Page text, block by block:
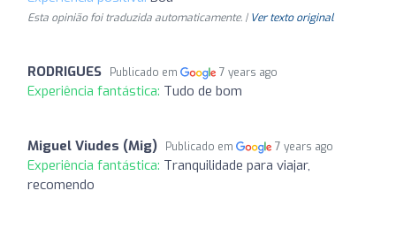
Esta opinião foi traduzida automaticamente. | Ver texto original
RODRIGUES Publicado em 7 years ago
Experiência fantástica: Tudo de bom
Miguel Viudes (Mig) Publicado em 7 years ago
Experiência fantástica: Tranquilidade para viajar,
recomendo